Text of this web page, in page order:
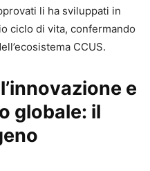
li ha sviluppati in
ciclo di vita, confermando
CCUS.
e
globale: il